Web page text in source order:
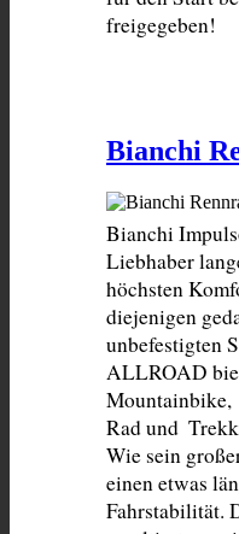
freigegeben!
Bianchi
Bianchi
Liebhaber
höchsten
diejenigen
unbefestigten
ALLROAD
Mountainbike,
Rad und
Wie sein
einen etwas
Fahrstabilität.